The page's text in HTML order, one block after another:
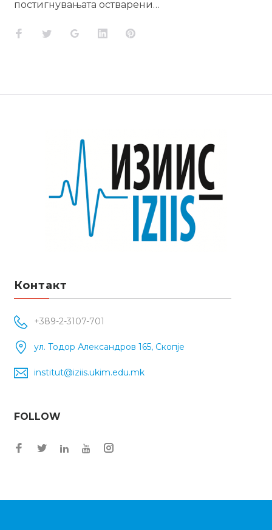
постигнувањата остварени…
Facebook
TwitterGoogle+LinkedInPinterest
Контакт
+389-2-3107-701
ул. Тодор Александров 165, Скопје
institut@iziis.ukim.edu.mk
FOLLOW
Facebook
Twitter
Instagram